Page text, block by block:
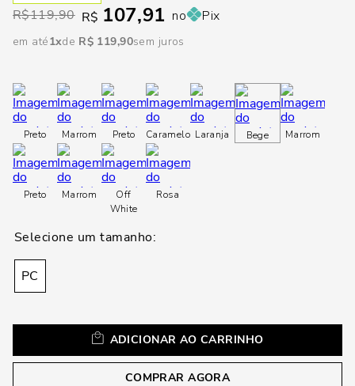
R$119,90 R$ 107,91 no Pix
em até1 R$ 119,90sem juros
Preto Marrom Preto Caramelo Laranja Bege Marrom
Preto Marrom
Off
White
Rosa
PC
ADICIONAR AO CARRINHO
COMPRAR AGORA